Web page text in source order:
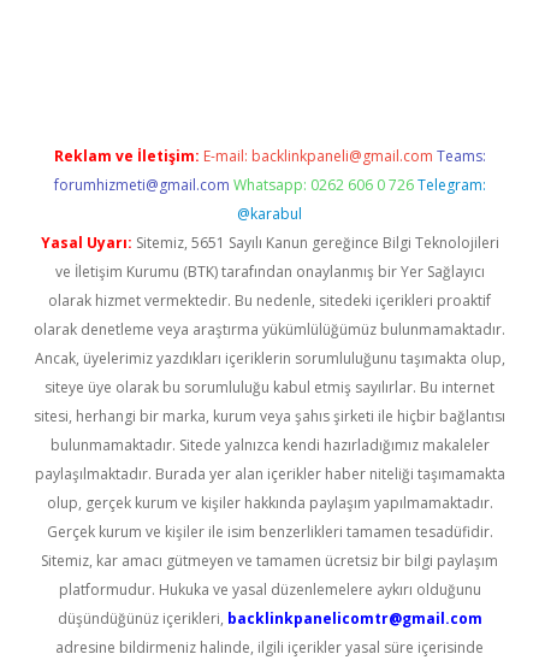
Reklam ve İletişim: E-mail: backlinkpaneli@gmail.com Teams:
forumhizmeti@gmail.com Whatsapp: 0262 606 0 726 Telegram:
@karabul
Yasal Uyarı: Sitemiz, 5651 Sayılı Kanun gereğince Bilgi Teknolojileri
ve İletişim Kurumu (BTK) tarafından onaylanmış bir Yer Sağlayıcı
olarak hizmet vermektedir. Bu nedenle, sitedeki içerikleri proaktif
olarak denetleme veya araştırma yükümlülüğümüz bulunmamaktadır.
Ancak, üyelerimiz yazdıkları içeriklerin sorumluluğunu taşımakta olup,
siteye üye olarak bu sorumluluğu kabul etmiş sayılırlar. Bu internet
sitesi, herhangi bir marka, kurum veya şahıs şirketi ile hiçbir bağlantısı
bulunmamaktadır. Sitede yalnızca kendi hazırladığımız makaleler
paylaşılmaktadır. Burada yer alan içerikler haber niteliği taşımamakta
olup, gerçek kurum ve kişiler hakkında paylaşım yapılmamaktadır.
Gerçek kurum ve kişiler ile isim benzerlikleri tamamen tesadüfidir.
Sitemiz, kar amacı gütmeyen ve tamamen ücretsiz bir bilgi paylaşım
platformudur. Hukuka ve yasal düzenlemelere aykırı olduğunu
düşündüğünüz içerikleri, backlinkpanelicomtr@gmail.com
adresine bildirmeniz halinde, ilgili içerikler yasal süre içerisinde